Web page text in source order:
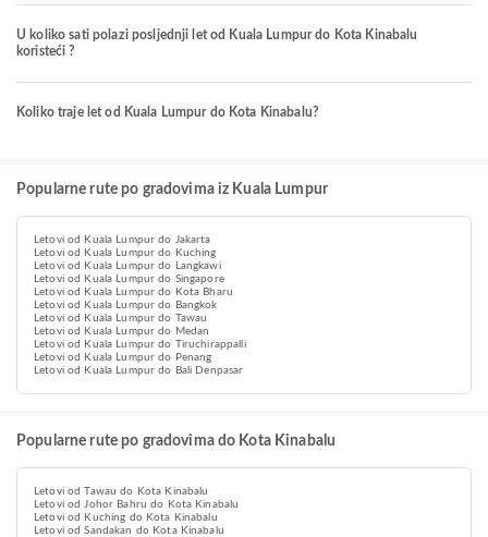
U koliko sati polazi posljednji let od Kuala Lumpur do Kota Kinabalu
koristeći ?
Koliko traje let od Kuala Lumpur do Kota Kinabalu?
Popularne rute po gradovima iz Kuala Lumpur
Letovi od Kuala Lumpur do Jakarta
Letovi od Kuala Lumpur do Kuching
Letovi od Kuala Lumpur do Langkawi
Letovi od Kuala Lumpur do Singapore
Letovi od Kuala Lumpur do Kota Bharu
Letovi od Kuala Lumpur do Bangkok
Letovi od Kuala Lumpur do Tawau
Letovi od Kuala Lumpur do Medan
Letovi od Kuala Lumpur do Tiruchirappalli
Letovi od Kuala Lumpur do Penang
Letovi od Kuala Lumpur do Bali Denpasar
Popularne rute po gradovima do Kota Kinabalu
Letovi od Tawau do Kota Kinabalu
Letovi od Johor Bahru do Kota Kinabalu
Letovi od Kuching do Kota Kinabalu
Letovi od Sandakan do Kota Kinabalu